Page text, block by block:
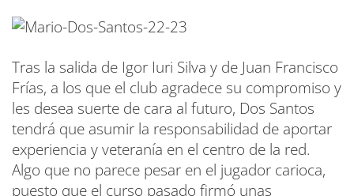
Tras la salida de Igor Iuri Silva y de Juan Francisco
Frías, a los que el club agradece su compromiso y
les desea suerte de cara al futuro, Dos Santos
tendrá que asumir la responsabilidad de aportar
experiencia y veteranía en el centro de la red.
Algo que no parece pesar en el jugador carioca,
puesto que el curso pasado firmó unas